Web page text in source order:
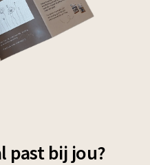
past bij jou?